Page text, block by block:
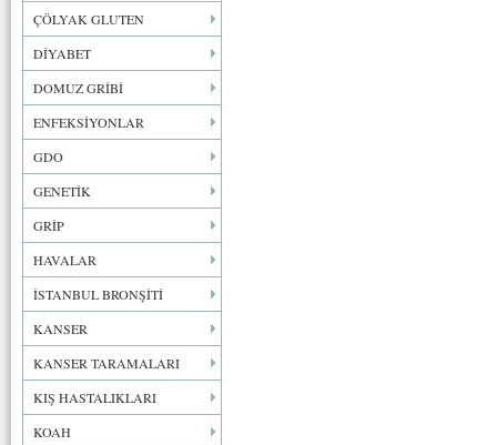
ÇÖLYAK GLUTEN
DİYABET
DOMUZ GRİBİ
ENFEKSİYONLAR
GDO
GENETİK
GRİP
HAVALAR
İSTANBUL BRONŞİTİ
KANSER
KANSER TARAMALARI
KIŞ HASTALIKLARI
KOAH